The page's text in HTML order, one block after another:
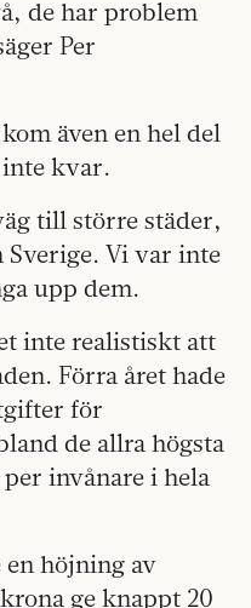
de har problem
Per
även en hel del
kvar.
till större städer,
Sverige. Vi var inte
upp dem.
inte realistiskt att
Förra året hade
för
de allra högsta
invånare i hela
en höjning av
ge knappt 20